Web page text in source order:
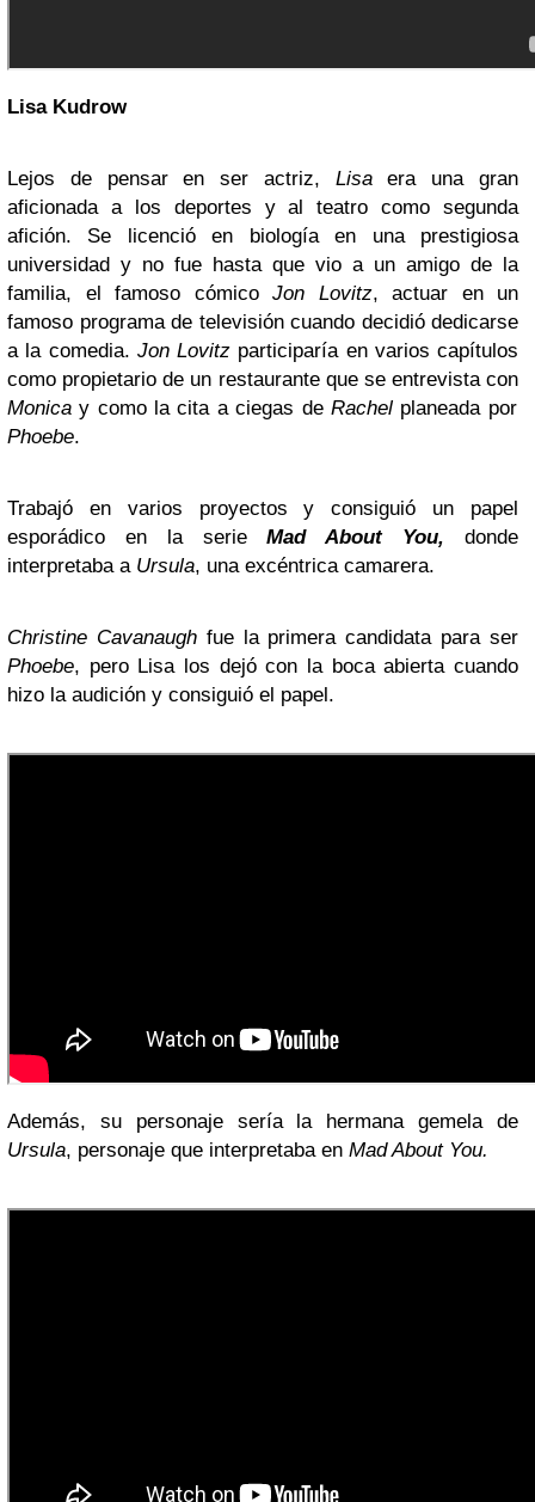
Lisa Kudrow
Lejos de pensar en ser actriz, Lisaera una gran
aficionada a los deportes y al teatro como segunda
afición. Se licenció en biología en una prestigiosa
universidad y no fue hasta que vio a un amigo de la
familia, el famoso cómico Jon Lovitz, actuar en un
famoso programa de televisión cuando decidió dedicarse
a la comedia. Jon Lovitz participaría en varios capítulos
como propietario de un restaurante que se entrevista con
Monica y como la cita a ciegas deRachelplaneada por
Phoebe.
Trabajó en varios proyectos y consiguió un papel
esporádico en la serieMad About You, donde
interpretaba a Ursula, una excéntrica camarera.
Christine Cavanaughfue la primera candidata para ser
Phoebe, pero Lisa los dejó con la boca abierta cuando
hizo la audición y consiguió el papel.
Además, su personaje sería la hermana gemela de
Ursula, personaje que interpretaba en Mad About You.